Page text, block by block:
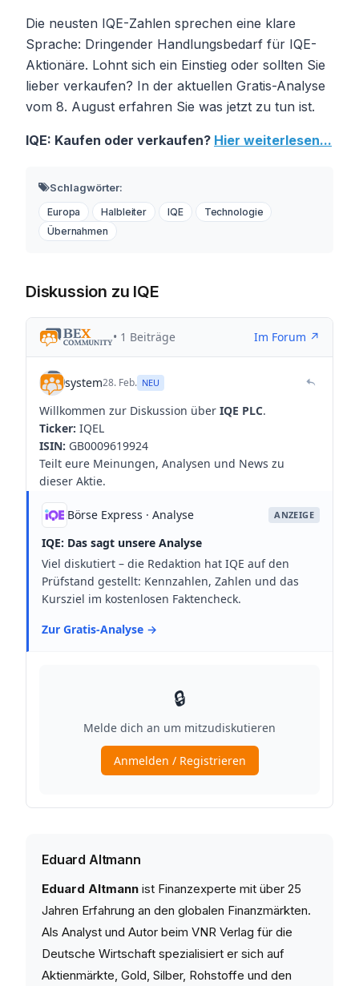
Die neusten IQE-Zahlen sprechen eine klare
Sprache: Dringender Handlungsbedarf für IQE-
Aktionäre. Lohnt sich ein Einstieg oder sollten Sie
lieber verkaufen? In der aktuellen Gratis-Analyse
vom 8. August erfahren Sie was jetzt zu tun ist.
IQE: Kaufen oder verkaufen? Hier weiterlesen...
Schlagwörter:
Europa Halbleiter IQE
Technologie
Übernahmen
Diskussion zu IQE
Eduard Altmann
Eduard Altmann ist Finanzexperte mit über 25
Jahren Erfahrung an den globalen Finanzmärkten.
Als Analyst und Autor beim VNR Verlag für die
Deutsche Wirtschaft spezialisiert er sich auf
Aktienmärkte, Gold, Silber, Rohstoffe und den